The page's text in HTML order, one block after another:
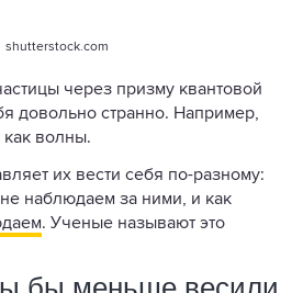
shutterstock.com
через призму квантовой
довольно странно. Например,
как волны.
их вести себя по-разному:
наблюдаем за ними, и как
. Ученые называют это